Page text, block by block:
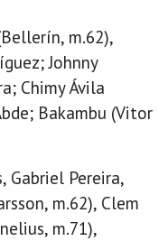
m.62),
Johnny
Chimy Ávila
Bakambu (Vitor
Gabriel Pereira,
m.62), Clem
m.71),